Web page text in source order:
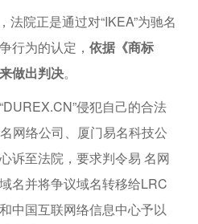
院正是通过对“IKEA”为驰名
行为的认定， 依据《商标
做出判决。
侵犯自己的合法
网络公司、厦门易名科技公
诉至法院，要求判令易 名网
名并将争议域名转移给LRC
中国互联网络信息中心予以